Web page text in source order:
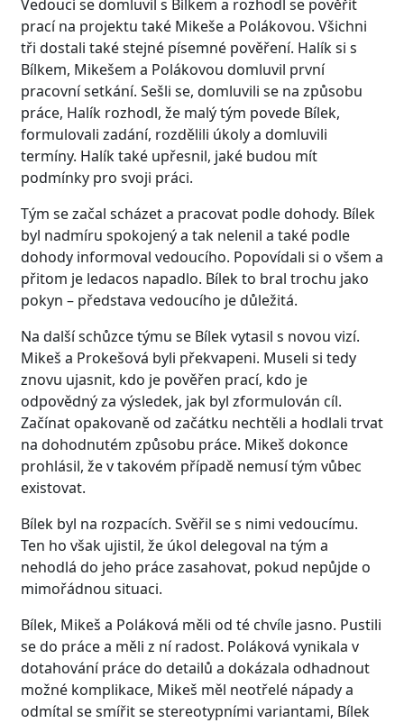
Vedoucí se domluvil s Bílkem a rozhodl se pověřit
prací na projektu také Mikeše a Polákovou. Všichni
tři dostali také stejné písemné pověření. Halík si s
Bílkem, Mikešem a Polákovou domluvil první
pracovní setkání. Sešli se, domluvili se na způsobu
práce, Halík rozhodl, že malý tým povede Bílek,
formulovali zadání, rozdělili úkoly a domluvili
termíny. Halík také upřesnil, jaké budou mít
podmínky pro svoji práci.
Tým se začal scházet a pracovat podle dohody. Bílek
byl nadmíru spokojený a tak nelenil a také podle
dohody informoval vedoucího. Popovídali si o všem a
přitom je ledacos napadlo. Bílek to bral trochu jako
pokyn – představa vedoucího je důležitá.
Na další schůzce týmu se Bílek vytasil s novou vizí.
Mikeš a Prokešová byli překvapeni. Museli si tedy
znovu ujasnit, kdo je pověřen prací, kdo je
odpovědný za výsledek, jak byl zformulován cíl.
Začínat opakovaně od začátku nechtěli a hodlali trvat
na dohodnutém způsobu práce. Mikeš dokonce
prohlásil, že v takovém případě nemusí tým vůbec
existovat.
Bílek byl na rozpacích. Svěřil se s nimi vedoucímu.
Ten ho však ujistil, že úkol delegoval na tým a
nehodlá do jeho práce zasahovat, pokud nepůjde o
mimořádnou situaci.
Bílek, Mikeš a Poláková měli od té chvíle jasno. Pustili
se do práce a měli z ní radost. Poláková vynikala v
dotahování práce do detailů a dokázala odhadnout
možné komplikace, Mikeš měl neotřelé nápady a
odmítal se smířit se stereotypními variantami, Bílek